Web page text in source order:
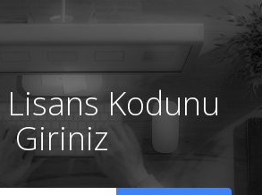
Kodunu
Giriniz